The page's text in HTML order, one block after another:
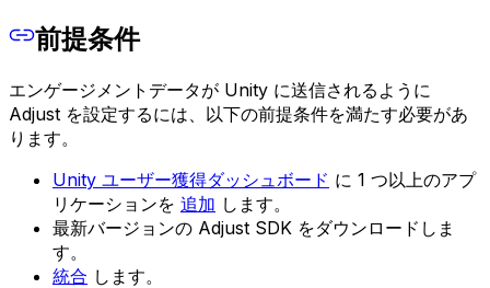
前提条件
エンゲージメントデータが Unity に送信されるように
Adjust を設定するには、以下の前提条件を満たす必要があ
ります。
Unity ユーザー獲得ダッシュボード に 1 つ以上のアプ
リケーションを 追加 します。
最新バージョンの Adjust SDK をダウンロードしま
す。
統合 します。